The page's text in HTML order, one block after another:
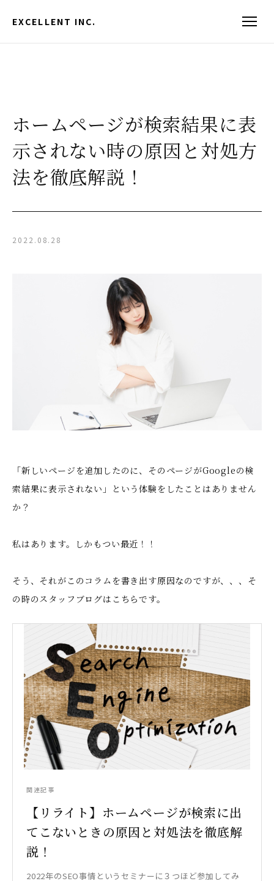
EXCELLENT INC.
ホームページが検索結果に表
示されない時の原因と対処方
法を徹底解説！
2022.08.28
「新しいページを追加したのに、そのページがGoogleの検
索結果に表示されない」という体験をしたことはありません
か？
私はあります。しかもつい最近！！
そう、それがこのコラムを書き出す原因なのですが、、、そ
の時のスタッフブログはこちらです。
関連記事
【リライト】ホームページが検索に出
てこないときの原因と対処法を徹底解
説！
2022年のSEO事情というセミナーに３つほど参加してみ